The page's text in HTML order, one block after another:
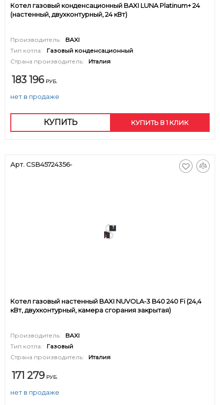
Котел газовый конденсационный BAXI LUNA Platinum+ 24
(настенный, двухконтурный, 24 кВт)
Производитель:
BAXI
Тип котла:
Газовый конденсационный
Страна производитель:
Италия
183 196 РУБ.
нет в продаже
КУПИТЬ КУПИТЬ В 1 КЛИК
Арт. CSB45724356-
Котел газовый настенный BAXI NUVOLA-3 B40 240 Fi (24,4
кВт, двухконтурный, камера сгорания закрытая)
Производитель:
BAXI
Тип котла:
Газовый
Страна производитель:
Италия
171 279 РУБ.
нет в продаже